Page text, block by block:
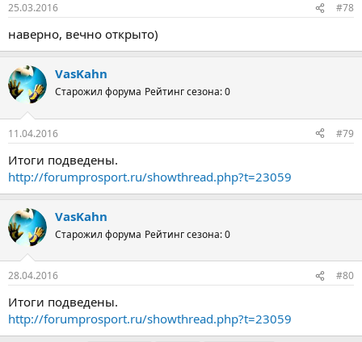
25.03.2016 #78
наверно, вечно открыто)
VasKahn
Старожил форума Рейтинг сезона: 0
11.04.2016 #79
Итоги подведены.
http://forumprosport.ru/showthread.php?t=23059
VasKahn
Старожил форума Рейтинг сезона: 0
28.04.2016 #80
Итоги подведены.
http://forumprosport.ru/showthread.php?t=23059